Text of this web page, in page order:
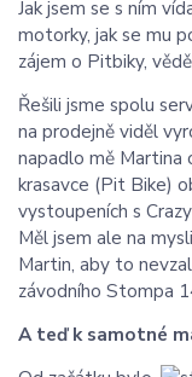
Jak jsem se s ním
motorky, jak se mu
zájem o Pitbiky,
Řešili jsme spolu
na prodejně viděl
napadlo mě Martina
krasavce (Pit Bike)
vystoupeních s
Měl jsem ale na
Martin, aby to
závodního Stompa
A teď k samotné